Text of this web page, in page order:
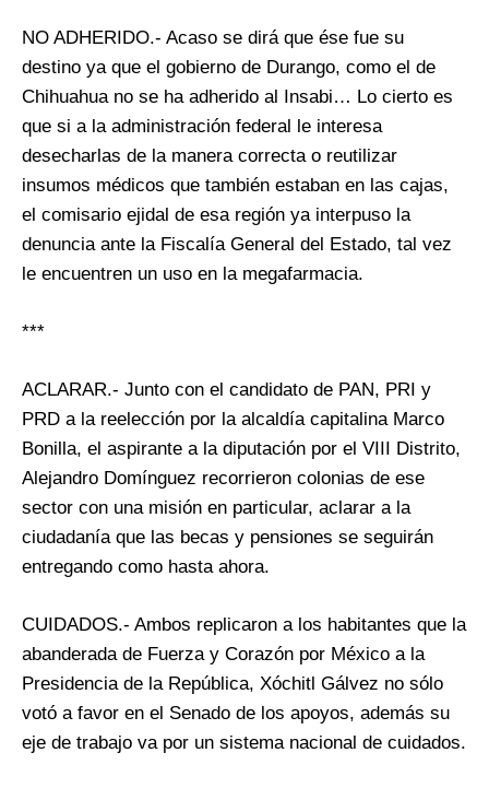
NO ADHERIDO.- Acaso se dirá que ése fue su
destino ya que el gobierno de Durango, como el de
Chihuahua no se ha adherido al Insabi… Lo cierto es
que si a la administración federal le interesa
desecharlas de la manera correcta o reutilizar
insumos médicos que también estaban en las cajas,
el comisario ejidal de esa región ya interpuso la
denuncia ante la Fiscalía General del Estado, tal vez
le encuentren un uso en la megafarmacia.
***
ACLARAR.- Junto con el candidato de PAN, PRI y
PRD a la reelección por la alcaldía capitalina Marco
Bonilla, el aspirante a la diputación por el VIII Distrito,
Alejandro Domínguez recorrieron colonias de ese
sector con una misión en particular, aclarar a la
ciudadanía que las becas y pensiones se seguirán
entregando como hasta ahora.
CUIDADOS.- Ambos replicaron a los habitantes que la
abanderada de Fuerza y Corazón por México a la
Presidencia de la República, Xóchitl Gálvez no sólo
votó a favor en el Senado de los apoyos, además su
eje de trabajo va por un sistema nacional de cuidados.